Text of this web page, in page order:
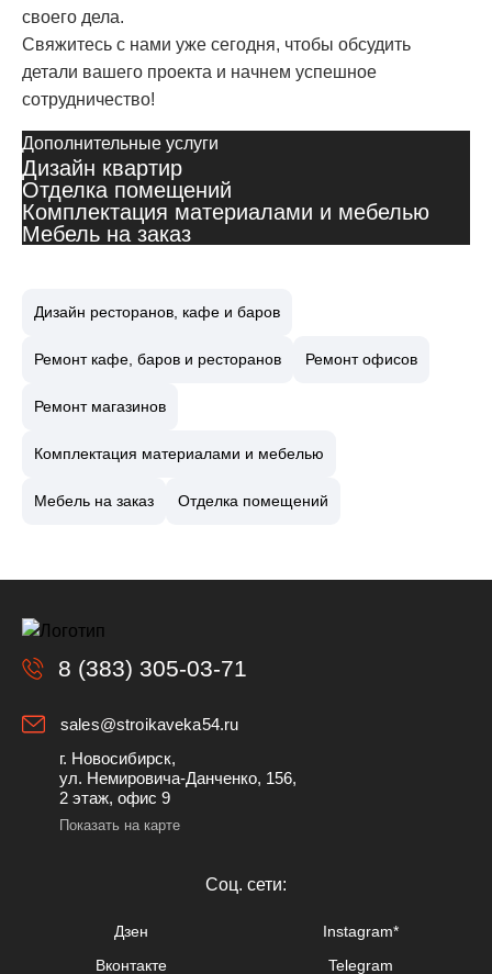
своего дела.
Свяжитесь с нами уже сегодня, чтобы обсудить
детали вашего проекта и начнем успешное
сотрудничество!
Дополнительные услуги
Дизайн квартир
Отделка помещений
Комплектация материалами и мебелью
Мебель на заказ
Дизайн ресторанов, кафе и баров
Ремонт кафе, баров и ресторанов Ремонт офисов
Ремонт магазинов
Комплектация материалами и мебелью
Мебель на заказ Отделка помещений
8 (383) 305-03-71
sales@stroikaveka54.ru
г. Новосибирск,
ул. Немировича-Данченко, 156,
2 этаж, офис 9
Показать на карте
Cоц. сети:
Дзен
Instagram*
Вконтакте
Telegram